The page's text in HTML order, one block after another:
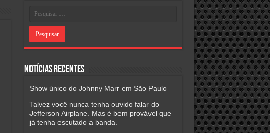
Notícias Recentes
Show único do Johnny Marr em São Paulo
Talvez você nunca tenha ouvido falar do
Jefferson Airplane. Mas é bem provável que
já tenha escutado a banda.